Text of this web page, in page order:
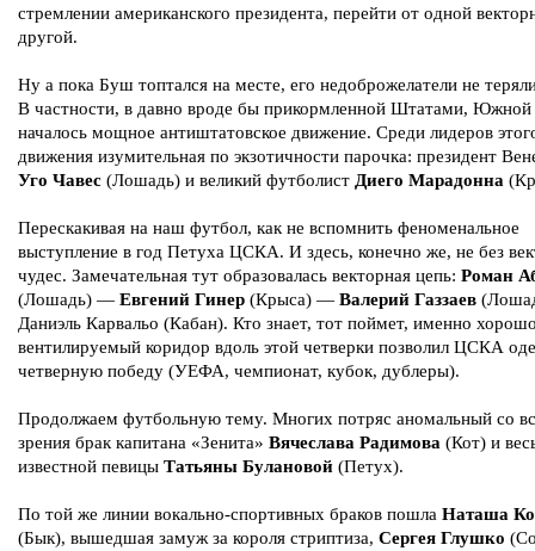
стремлении американского президента, перейти от одной
другой.
Ну а пока Буш топтался на месте, его недоброжелатели не
В частности, в давно вроде бы прикормленной Штатами,
началось мощное антиштатовское движение. Среди лидеров
движения изумительная по экзотичности парочка: президент
Уго Чавес (Лошадь) и великий футболист Диего Марадонна
Перескакивая на наш футбол, как не вспомнить феноменальное
выступление в год Петуха ЦСКА. И здесь, конечно же, не без
чудес. Замечательная тут образовалась векторная цепь: Роман
(Лошадь) — Евгений Гинер (Крыса) — Валерий Газзаев
Даниэль Карвальо (Кабан). Кто знает, тот поймет, именно
вентилируемый коридор вдоль этой четверки позволил ЦСКА
четверную победу (УЕФА, чемпионат, кубок, дублеры).
Продолжаем футбольную тему. Многих потряс аномальный со
зрения брак капитана «Зенита» Вячеслава Радимова (Кот) и
известной певицы Татьяны Булановой (Петух).
По той же линии вокально-спортивных браков пошла Наташа
(Бык), вышедшая замуж за короля стриптиза, Сергея Глушко